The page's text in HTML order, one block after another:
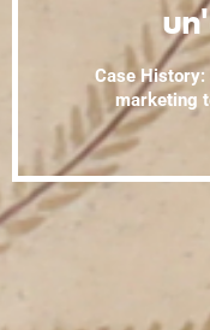
Case History:
marketing